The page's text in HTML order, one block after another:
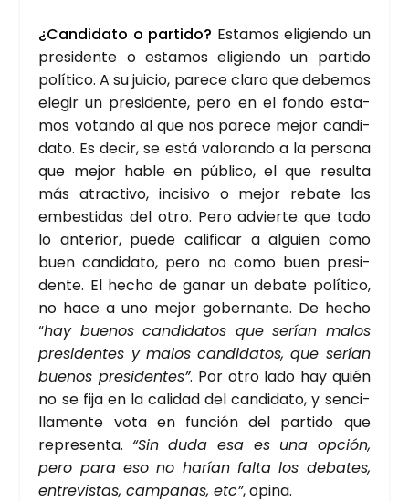
¿Can­di­da­to o par­ti­do? Esta­mos eli­gien­do un
pre­si­den­te o esta­mos eli­gien­do un par­ti­do
polí­ti­co. A su jui­cio, pare­ce cla­ro que debe­mos
ele­gir un pre­si­den­te, pero en el fon­do esta­
mos votan­do al que nos pare­ce mejor can­di­
da­to. Es decir, se está valo­ran­do a la per­so­na
que mejor hable en públi­co, el que resul­ta
más atrac­ti­vo, inci­si­vo o mejor reba­te las
embes­ti­das del otro. Pero advier­te que todo
lo ante­rior, pue­de cali­fi­car a alguien como
buen can­di­da­to, pero no como buen pre­si­
den­te. El hecho de ganar un deba­te polí­ti­co,
no hace a uno mejor gober­nan­te. De hecho
“hay bue­nos can­di­da­tos que serían malos
pre­si­den­tes y malos can­di­da­tos, que serían
bue­nos pre­si­den­tes”. Por otro lado hay quién
no se fija en la cali­dad del can­di­da­to, y sen­ci­
lla­men­te vota en fun­ción del par­ti­do que
repre­sen­ta. “Sin duda esa es una opción,
pero para eso no harían fal­ta los deba­tes,
entre­vis­tas, cam­pa­ñas, etc”, opi­na.